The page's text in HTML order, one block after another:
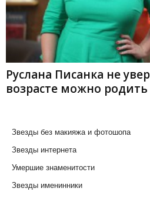
Руслана Писанка не
возрасте можно
Звезды без макияжа и фотошопа
Звезды интернета
Умершие знаменитости
Звезды именинники